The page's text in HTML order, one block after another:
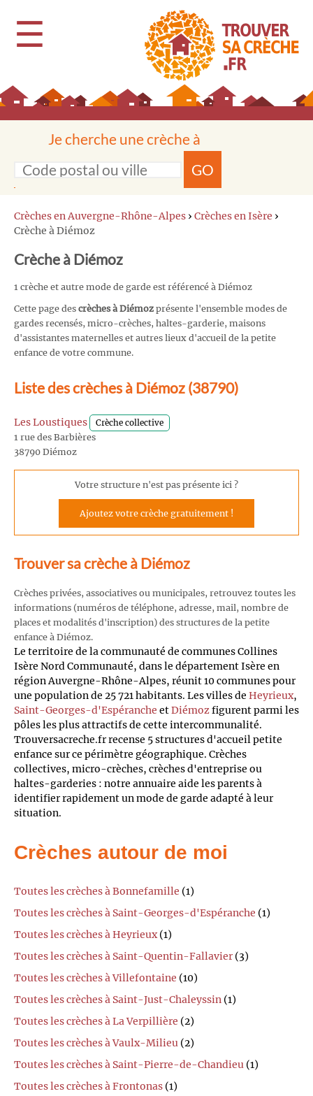
☰
Je cherche une crèche à
GO
Crèches en Auvergne-Rhône-Alpes › Crèches en Isère ›
Crèche à Diémoz
Crèche à Diémoz
1 crèche et autre mode de garde est référencé à Diémoz
Cette page des crèches à Diémoz présente l'ensemble modes de
gardes recensés, micro-crèches, haltes-garderie, maisons
d'assistantes maternelles et autres lieux d'accueil de la petite
enfance de votre commune.
Liste des crèches à Diémoz (38790)
Les Loustiques Crèche collective
1 rue des Barbières
38790 Diémoz
Votre structure n'est pas présente ici ?
Ajoutez votre crèche gratuitement !
Trouver sa crèche à Diémoz
Crèches privées, associatives ou municipales, retrouvez toutes les
informations (numéros de téléphone, adresse, mail, nombre de
places et modalités d'inscription) des structures de la petite
enfance à Diémoz.
Le territoire de la communauté de communes Collines
Isère Nord Communauté, dans le département Isère en
région Auvergne-Rhône-Alpes, réunit 10 communes pour
une population de 25 721 habitants. Les villes de Heyrieux,
Saint-Georges-d'Espéranche etDiémozfigurent parmi les
pôles les plus attractifs de cette intercommunalité.
Trouversacreche.fr recense 5 structures d'accueil petite
enfance sur ce périmètre géographique. Crèches
collectives, micro-crèches, crèches d'entreprise ou
haltes-garderies : notre annuaire aide les parents à
identifier rapidement un mode de garde adapté à leur
situation.
Crèches autour de moi
Toutes les crèches à Bonnefamille (1)
Toutes les crèches à Saint-Georges-d'Espéranche (1)
Toutes les crèches à Heyrieux(1)
Toutes les crèches à Saint-Quentin-Fallavier (3)
Toutes les crèches à Villefontaine (10)
Toutes les crèches à Saint-Just-Chaleyssin (1)
Toutes les crèches à La Verpillière (2)
Toutes les crèches à Vaulx-Milieu (2)
Toutes les crèches à Saint-Pierre-de-Chandieu (1)
Toutes les crèches à Frontonas (1)